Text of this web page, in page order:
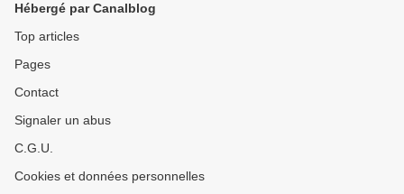
Hébergé par Canalblog
Top articles
Pages
Contact
Signaler un abus
C.G.U.
Cookies et données personnelles